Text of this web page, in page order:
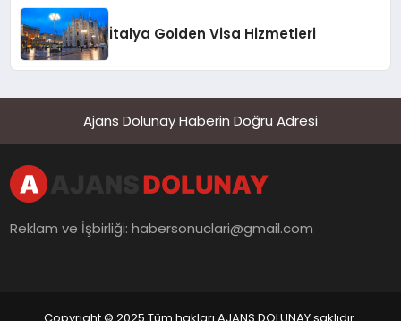
İtalya Golden Visa Hizmetleri
Ajans Dolunay Haberin Doğru Adresi
Reklam ve İşbirliği:habersonuclari@gmail.com